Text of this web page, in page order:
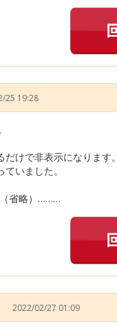
25 19:28
だけで非表示になります
いました。
省略）………
2022/02/27 01:09